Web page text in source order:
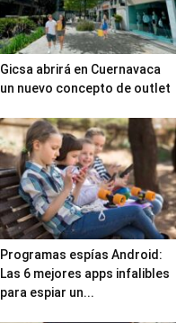
Gicsa abrirá en Cuernavaca
un nuevo concepto de outlet
Programas espías Android:
Las 6 mejores apps infalibles
para espiar un...